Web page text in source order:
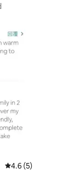
Calificación
4.6 (5)